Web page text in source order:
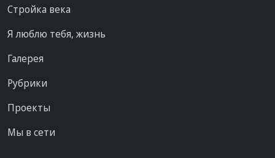
Стройка века
Я люблю тебя, жизнь
Галерея
Рубрики
Проекты
Мы в сети